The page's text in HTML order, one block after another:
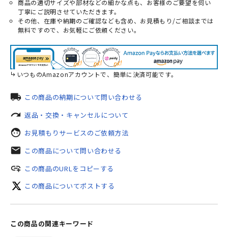
商品の適切サイズや部材などの細かな点も、お客様のご要望を伺い
丁寧にご説明させていただきます。
その他、在庫や納期のご確認なども含め、お見積もり/ご相談までは
無料ですので、お気軽にご依頼ください。
いつものAmazonアカウントで、簡単に決済可能です。
local_shipping この商品の納期について問い合わせる
redo 返品・交換・キャンセルについて
face お見積もりサービスのご依頼方法
mail この商品について問い合わせる
add_link この商品のURLをコピーする
この商品についてポストする
この商品の関連キーワード